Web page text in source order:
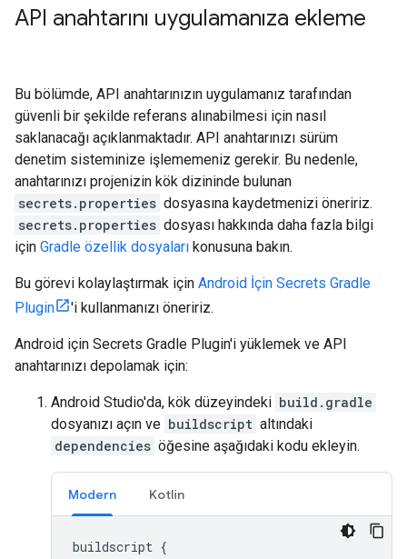
API anahtarını uygulamanıza ekleme
Bu bölümde, API anahtarınızın uygulamanız tarafından
güvenli bir şekilde referans alınabilmesi için nasıl
saklanacağı açıklanmaktadır. API anahtarınızı sürüm
denetim sisteminize işlememeniz gerekir. Bu nedenle,
anahtarınızı projenizin kök dizininde bulunan
secrets.properties dosyasına kaydetmenizi öneririz.
secrets.properties dosyası hakkında daha fazla bilgi
için Gradle özellik dosyaları konusuna bakın.
Bu görevi kolaylaştırmak için Android İçin Secrets Gradle
Plugin
'i kullanmanızı öneririz.
Android için Secrets Gradle Plugin'i yüklemek ve API
anahtarınızı depolamak için:
Android Studio'da, kök düzeyindeki build.gradle
dosyanızı açın ve buildscript altındaki
dependencies öğesine aşağıdaki kodu ekleyin.
Modern Kotlin
buildscript {